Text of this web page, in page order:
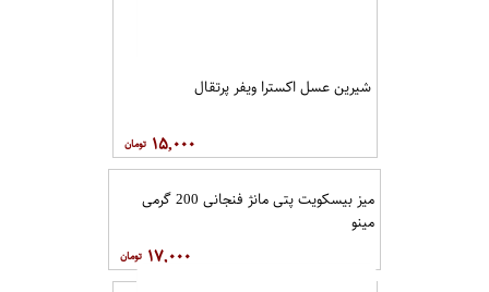
شیرین عسل اکسترا ویفر پرتقال
۱۵,۰۰۰
میز بیسکویت پتی مانژ فنجانی 200 گرمی
مینو
۱۷,۰۰۰